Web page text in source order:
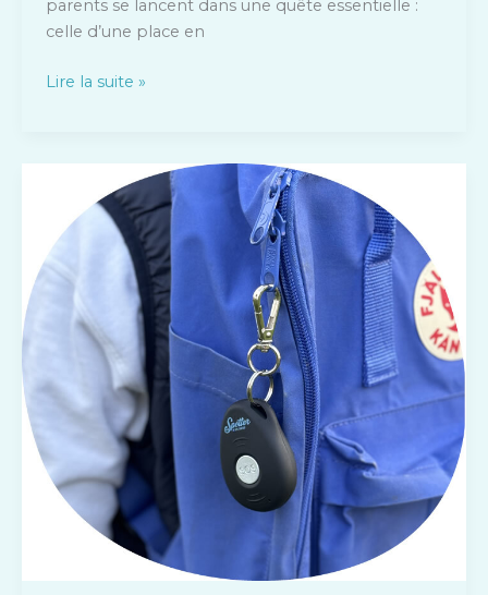
parents se lancent dans une quête essentielle :
celle d’une place en
Lire la suite »
traceur
GPS
pour
transforme
sécurité:
complet